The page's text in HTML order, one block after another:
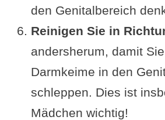
den Genitalbereich
Reinigen Sie in
andersherum, damit
Darmkeime in den
schleppen. Dies ist
Mädchen wichtig!